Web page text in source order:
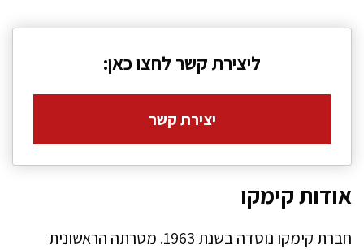
ליצירת קשר לחצו כאן:
יצירת קשר
אודות קימקו
חברת קימקו נוסדה בשנת 1963. מטרתה הראשונית